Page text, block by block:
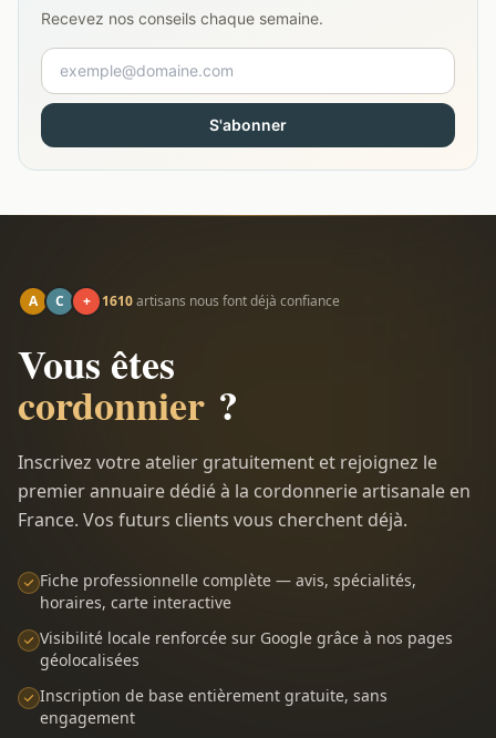
Recevez nos conseils chaque semaine.
S'abonner
A C + 1610artisans nous font déjà confiance
Vous êtes
cordonnier ?
Inscrivez votre atelier gratuitement et rejoignez le
premier annuaire dédié à la cordonnerie artisanale en
France. Vos futurs clients vous cherchent déjà.
Fiche professionnelle complète — avis, spécialités,
horaires, carte interactive
Visibilité locale renforcée sur Google grâce à nos pages
géolocalisées
Inscription de base entièrement gratuite, sans
engagement